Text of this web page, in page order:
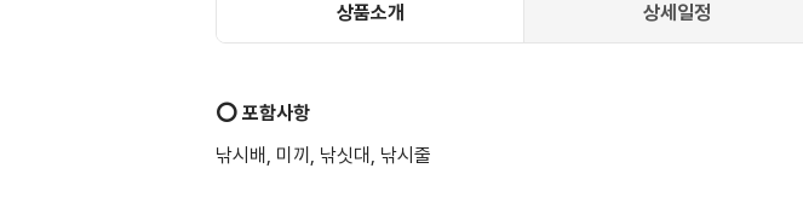
상품소개 상세일정
⭕️ 포함사항
낚시배, 미끼, 낚싯대, 낚시줄